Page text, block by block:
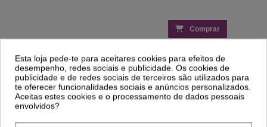
Comprar
Clientes Que Compraram Este
Produto Também Compraram:
Esta loja pede-te para aceitares cookies para efeitos de
desempenho, redes sociais e publicidade. Os cookies de
publicidade e de redes sociais de terceiros são utilizados para
te oferecer funcionalidades sociais e anúncios personalizados.
Aceitas estes cookies e o processamento de dados pessoais
envolvidos?